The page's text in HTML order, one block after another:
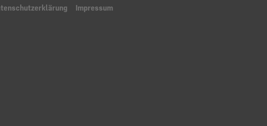
Impressum